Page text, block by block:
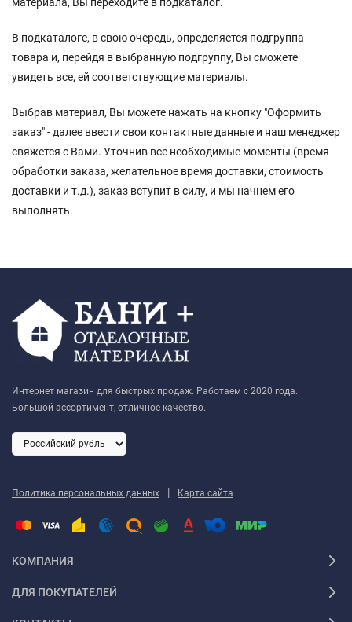
В подкаталоге, в свою очередь, определяется подгруппа
товара и, перейдя в выбранную подгруппу, Вы сможете
увидеть все, ей соответствующие материалы.
Выбрав материал, Вы можете нажать на кнопку "Оформить
заказ" - далее ввести свои контактные данные и наш менеджер
свяжется с Вами. Уточнив все необходимые моменты (время
обработки заказа, желательное время доставки, стоимость
доставки и т.д.), заказ вступит в силу, и мы начнем его
выполнять.
Интернет магазин для быстрых продаж. Работаем с 2020 года.
Большой ассортимент, отличное качество.
Политика персональных данных | Карта сайта
КОМПАНИЯ
ДЛЯ ПОКУПАТЕЛЕЙ